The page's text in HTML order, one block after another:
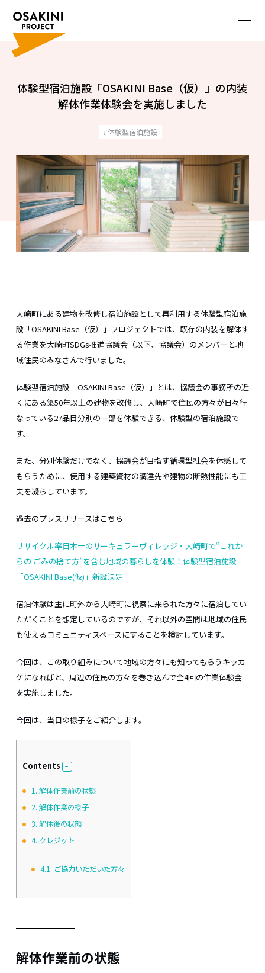
体験型宿泊施設「OSAKINI Base（仮）」の内装
解体作業体験会を実施しました
体験型宿泊施設
大崎町にある建物を改修し宿泊施設として再利用する体験型宿泊施
設「OSAKINI Base（仮）」プロジェクトでは、既存の内装を解体す
る作業を大崎町SDGs推進協議会（以下、協議会）のメンバーと地
域住民のみなさんで行いました。
体験型宿泊施設「OSAKINI Base（仮）」とは、協議会の事務所の近
くにある築50年以上の建物を改修し、大崎町で住民の方々が日々行
なっている27品目分別の一部を体験できる、体験型の宿泊施設で
す。
また、分別体験だけでなく、協議会が目指す循環型社会を体感して
もらうために、使用する建築資材の調達先や建物の断熱性能にも工
夫を凝らしています。
過去のプレスリリースはこちら
リサイクル率日本一のサーキュラーヴィレッジ・大崎町で“これか
らの ごみの捨て方”を含む地域の暮らしを体験！体験型宿泊施設
「OSAKINI Base(仮)」新設決定
宿泊体験は主に町外から大崎町に視察に来られた方々に宿泊してい
ただくことを想定しているのですが、それ以外の空間は地域の住民
も使えるコミュニティスペースにすることを検討しています。
今回は、この取り組みについて地域の方々にも知ってもらうキッカ
ケになればと、周辺の住民の方々を巻き込んで全4回の作業体験会
を実施しました。
今回は、当日の様子をご紹介します。
Contents
1. 解体作業前の状態
2. 解体作業の様子
3. 解体後の状態
4. クレジット
4.1. ご協力いただいた方々
解体作業前の状態